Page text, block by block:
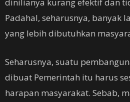
Padahal, seharusnya, banyak
yang lebih dibutuhkan
Seharusnya, suatu
dibuat Pemerintah itu harus
harapan masyarakat. Sebab,